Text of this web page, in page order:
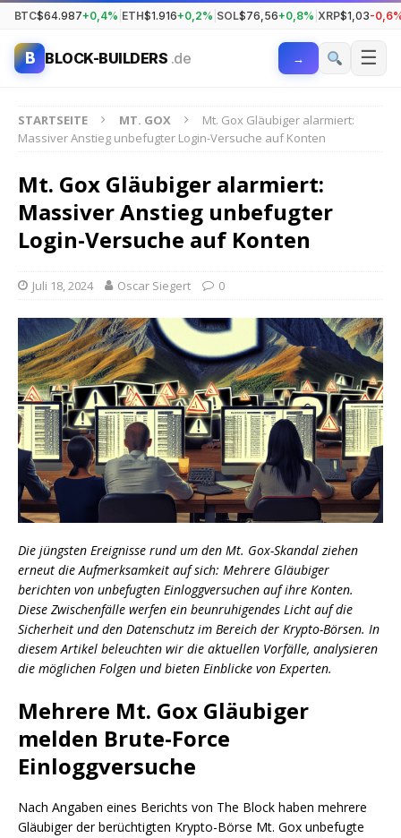
BTC$64.987+0,4% ETH$1.916+0,2% SOL$76,56+0,8% XRP$1,03-
B BLOCK-BUILDERS .de → ☰
STARTSEITE MT. GOX
Mt. Gox Gläubiger alarmiert:
Massiver Anstieg unbefugter Login-Versuche auf Konten
Mt. Gox Gläubiger alarmiert:
Massiver Anstieg unbefugter
Login-Versuche auf Konten
Juli 18, 2024 Oscar Siegert 0
Die jüngsten Ereignisse rund um den Mt. Gox-Skandal ziehen
erneut die Aufmerksamkeit auf sich: Mehrere Gläubiger
berichten von unbefugten Einloggversuchen auf ihre Konten.
Diese Zwischenfälle werfen ein beunruhigendes Licht auf die
Sicherheit und den Datenschutz im Bereich der Krypto-Börsen. In
diesem Artikel beleuchten wir die aktuellen Vorfälle, analysieren
die möglichen Folgen und bieten Einblicke von Experten.
Mehrere Mt. Gox Gläubiger
melden Brute-Force
Einloggversuche
Nach Angaben eines Berichts von The Block haben mehrere
Gläubiger der berüchtigten Krypto-Börse Mt. Gox unbefugte